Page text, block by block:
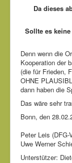
Da dieses
Sollte es
Denn wenn die
Kooperation der
(die für Frieden,
OHNE
dann haben die
Das wäre sehr
Bonn, den
Peter Leis (DFG-
Uwe Werner
Unterstützer: